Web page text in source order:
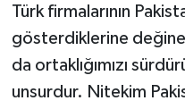
Türk firmalarının
gösterdiklerine
da ortaklığımızı
unsurdur. Nitekim